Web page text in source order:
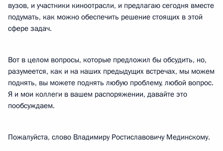
вузов, и участники киноотрасли, и предлагаю сегодня вместе
подумать, как можно обеспечить решение стоящих в этой
сфере задач.
Вот в целом вопросы, которые предложил бы обсудить, но,
разумеется, как и на наших предыдущих встречах, мы можем
поднять, вы можете поднять любую проблему, любой вопрос.
Я и мои коллеги в вашем распоряжении, давайте это
пообсуждаем.
Пожалуйста, слово Владимиру Ростиславовичу Мединскому.